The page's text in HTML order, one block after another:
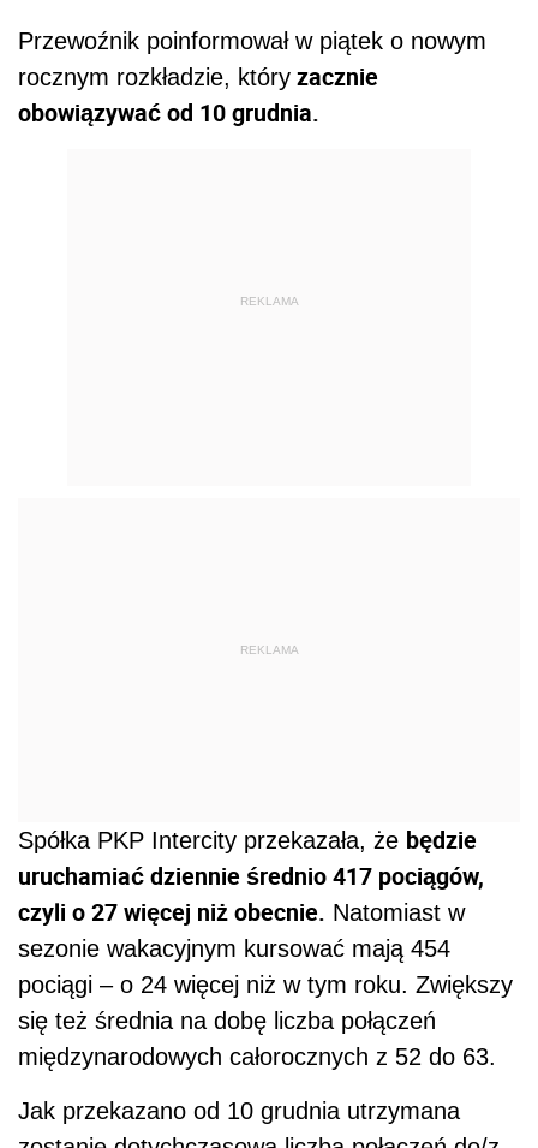
Przewoźnik poinformował w piątek o nowym
rocznym rozkładzie, który zacznie
obowiązywać od 10 grudnia.
REKLAMA
REKLAMA
Spółka PKP Intercity przekazała, że będzie
uruchamiać dziennie średnio 417 pociągów,
czyli o 27 więcej niż obecnie. Natomiast w
sezonie wakacyjnym kursować mają 454
pociągi – o 24 więcej niż w tym roku. Zwiększy
się też średnia na dobę liczba połączeń
międzynarodowych całorocznych z 52 do 63.
Jak przekazano od 10 grudnia utrzymana